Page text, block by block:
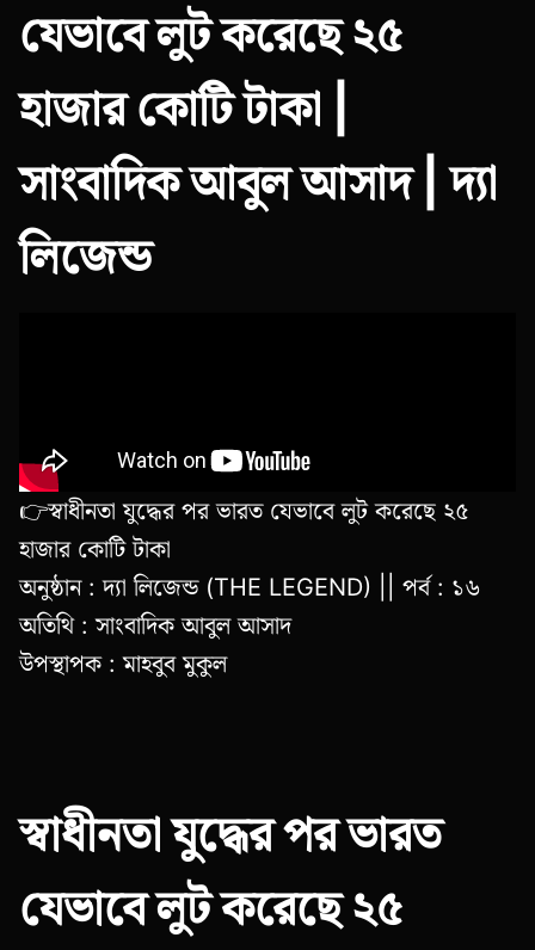
যেভাবে লুট করেছে ২৫
হাজার কোটি টাকা |
সাংবাদিক আবুল আসাদ | দ্যা
লিজেন্ড
👉স্বাধীনতা যুদ্ধের পর ভারত যেভাবে লুট করেছে ২৫
হাজার কোটি টাকা
অনুষ্ঠান : দ্যা লিজেন্ড (THE LEGEND) || পর্ব : ১৬
অতিথি : সাংবাদিক আবুল আসাদ
উপস্থাপক : মাহবুব মুকুল
স্বাধীনতা যুদ্ধের পর ভারত
যেভাবে লুট করেছে ২৫